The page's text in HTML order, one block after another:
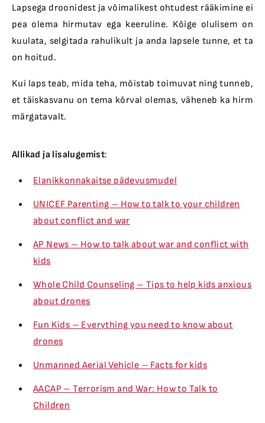
Lapsega droonidest ja võimalikest ohtudest rääkimine ei
pea olema hirmutav ega keeruline. Kõige olulisem on
kuulata, selgitada rahulikult ja anda lapsele tunne, et ta
on hoitud.
Kui laps teab, mida teha, mõistab toimuvat ning tunneb,
et täiskasvanu on tema kõrval olemas, väheneb ka hirm
märgatavalt.
Allikad ja lisalugemist:
Elanikkonnakaitse pädevusmudel
UNICEF Parenting – How to talk to your children
about conflict and war
AP News – How to talk about war and conflict with
kids
Whole Child Counseling – Tips to help kids anxious
about drones
Fun Kids – Everything you need to know about
drones
Unmanned Aerial Vehicle – Facts for kids
AACAP – Terrorism and War: How to Talk to
Children